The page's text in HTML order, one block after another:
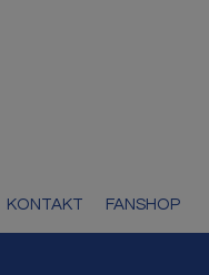
KONTAKT FANSHOP